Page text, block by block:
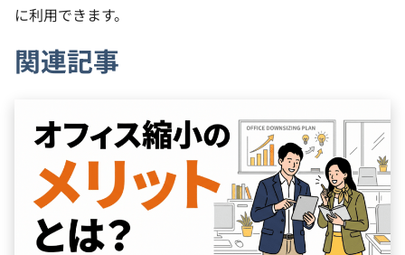
に利用できます。
関連記事